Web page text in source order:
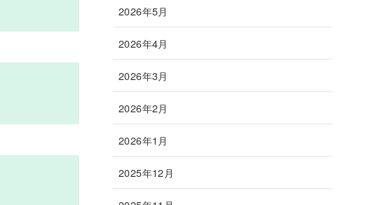
2026年5月
2026年4月
2026年3月
2026年2月
2026年1月
2025年12月